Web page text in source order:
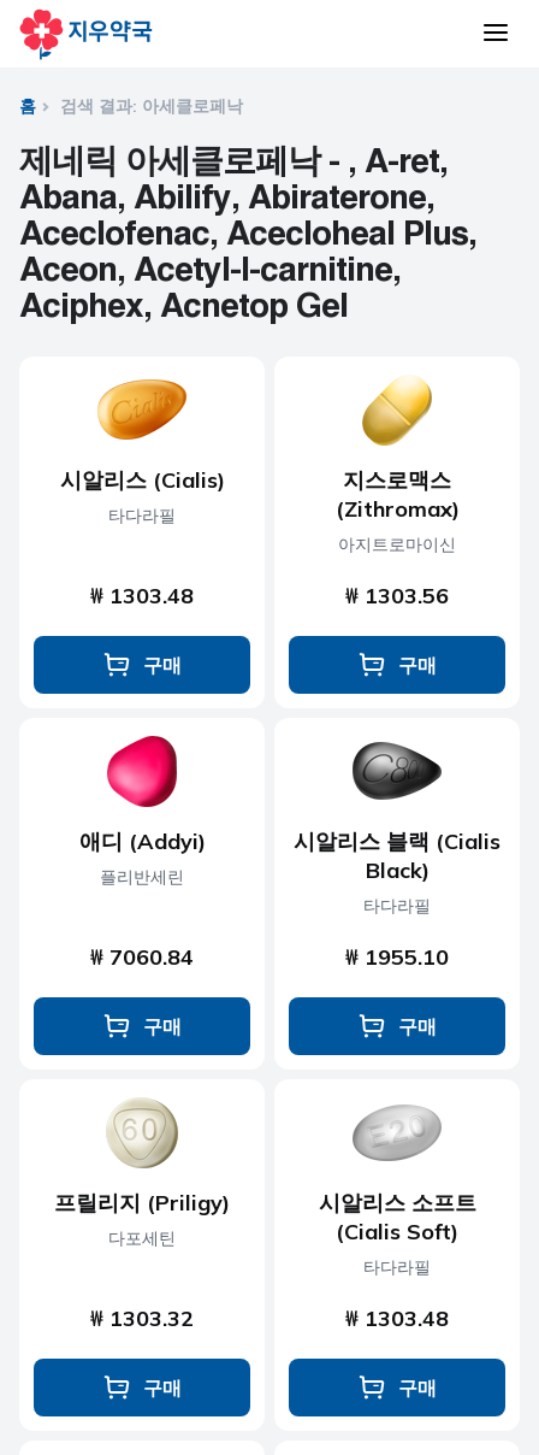
홈 검색 결과: 아세클로페낙
제네릭 아세클로페낙 - , A-ret,
Abana, Abilify, Abiraterone,
Aceclofenac, Acecloheal Plus,
Aceon, Acetyl-l-carnitine,
Aciphex, Acnetop Gel
시알리스 (Cialis)
타다라필
₩ 1303.48
구매
지스로맥스
(Zithromax)
아지트로마이신
₩ 1303.56
구매
애디 (Addyi)
플리반세린
₩ 7060.84
구매
시알리스 블랙 (Cialis
Black)
타다라필
₩ 1955.10
구매
프릴리지 (Priligy)
다포세틴
₩ 1303.32
구매
시알리스 소프트
(Cialis Soft)
타다라필
₩ 1303.48
구매